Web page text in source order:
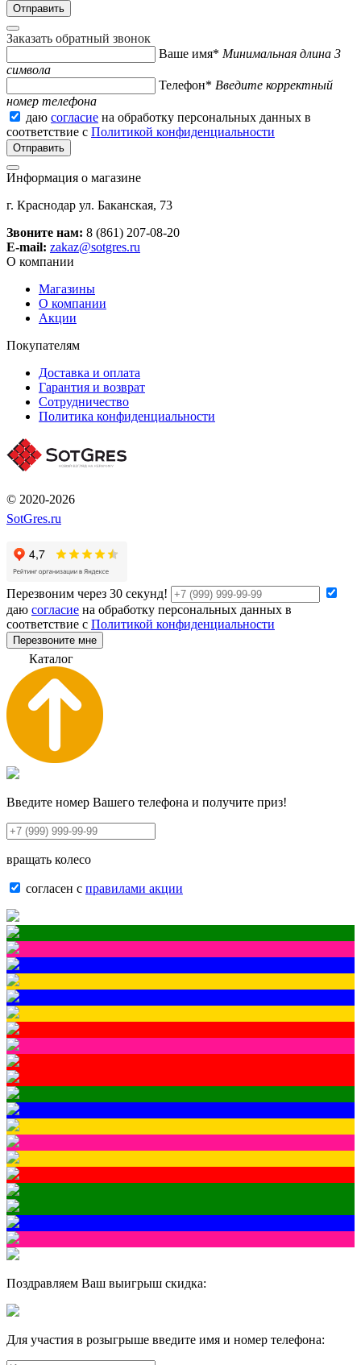
Заказать обратный звонок
Ваше имя* Минимальная длина 3
символа
Телефон* Введите корректный
номер телефона
даю согласие на обработку персональных данных в
соответствие с Политикой конфиденциальности
Информация о магазине
г. Краснодар ул. Баканская, 73
Звоните нам: 8 (861) 207-08-20
E-mail: zakaz@sotgres.ru
О компании
Магазины
О компании
Акции
Покупателям
Доставка и оплата
Гарантия и возврат
Сотрудничество
Политика конфиденциальности
© 2020-2026
SotGres.ru
Перезвоним через 30 секунд!
даю согласие на обработку персональных данных в
соответствие с Политикой конфиденциальности
Перезвоните мне
Каталог
Введите номер Вашего телефона и получите приз!
вращать колесо
согласен с правилами акции
Поздравляем Ваш выигрыш скидка:
Для участия в розыгрыше введите имя и номер телефона: